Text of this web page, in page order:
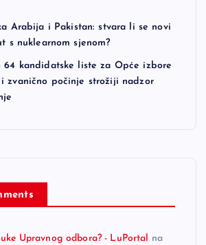
Arabija i Pakistan: stvara li se novi
s nuklearnom sjenom?
64 kandidatske liste za Opće izbore
zvanično počinje strožiji nadzor
Upravnog odbora? - LuPortal na